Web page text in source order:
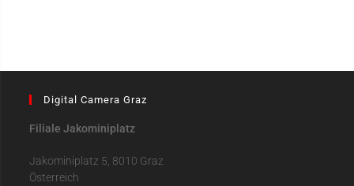
Digital Camera Graz
Filiale Jakominiplatz
Jakominiplatz 5, 8010 Graz
Österreich